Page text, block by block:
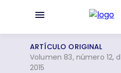
ARTÍCULO ORIGINAL
Volumen 83, número 12,
2015